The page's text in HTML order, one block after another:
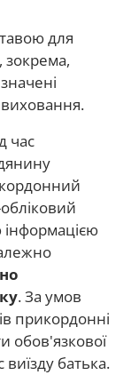
для
зокрема,
час
інформацією
. За умов
прикордонні
обов'язкової
виїзду батька.